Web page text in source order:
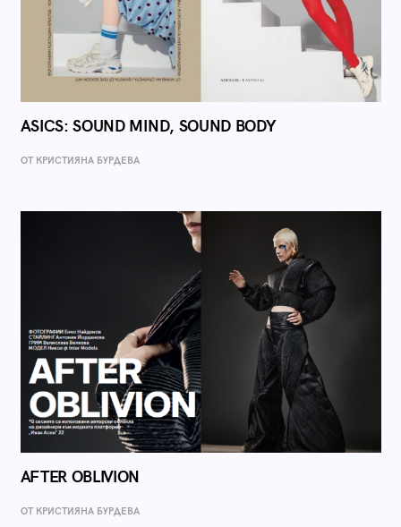
ASICS: SOUND MIND, SOUND BODY
ОТ КРИСТИЯНА БУРДЕВА
AFTER OBLIVION
ОТ КРИСТИЯНА БУРДЕВА